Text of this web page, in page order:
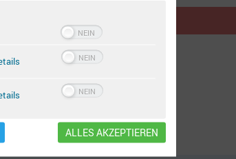
ALLES AKZEPTIEREN